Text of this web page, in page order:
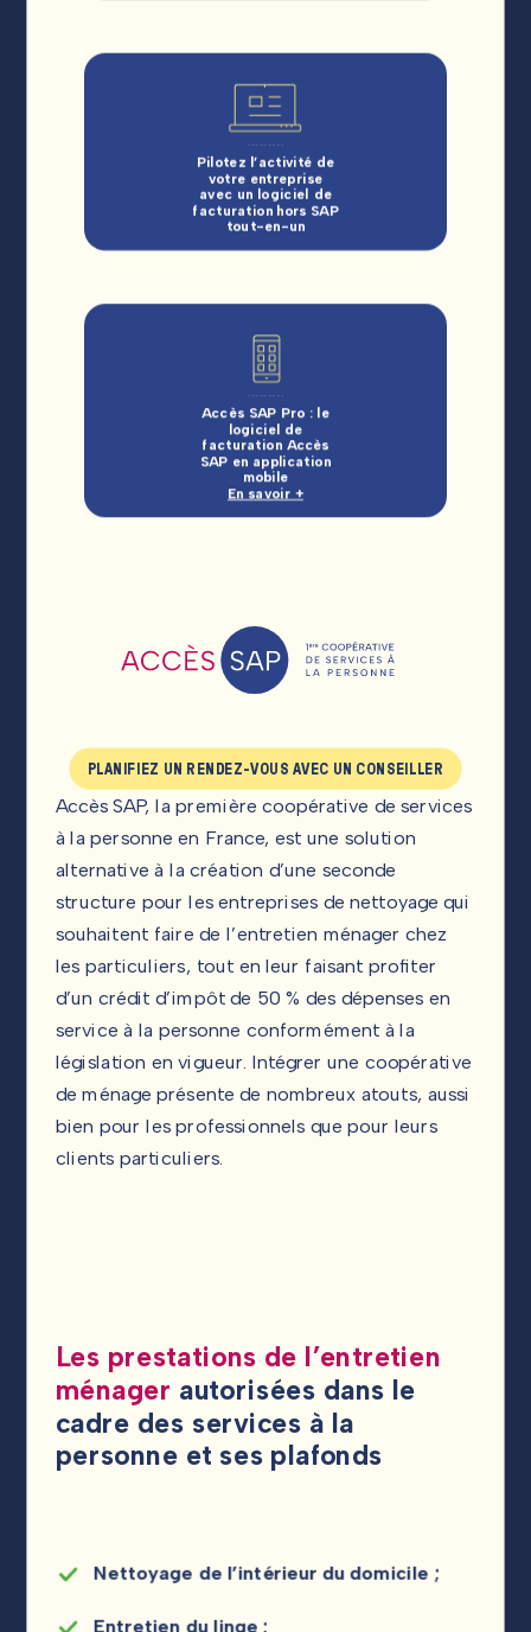
Pilotez l’activité de
votre entreprise
avec un logiciel de
facturation hors SAP
tout-en-un
Accès SAP Pro : le
logiciel de
facturation Accès
SAP en application
mobile
En savoir +
PLANIFIEZ UN RENDEZ-VOUS AVEC UN CONSEILLER
Accès SAP, la première coopérative de services
à la personne en France, est une solution
alternative à la création d’une seconde
structure pour les entreprises de nettoyage qui
souhaitent faire de l’entretien ménager chez
les particuliers, tout en leur faisant profiter
d’un crédit d’impôt de 50 % des dépenses en
service à la personne conformément à la
législation en vigueur. Intégrer une coopérative
de ménage présente de nombreux atouts, aussi
bien pour les professionnels que pour leurs
clients particuliers.
Les prestations de l’entretien
ménager autorisées dans le
cadre des services à la
personne et ses plafonds
Nettoyage de l’intérieur du domicile ;
Entretien du linge ;